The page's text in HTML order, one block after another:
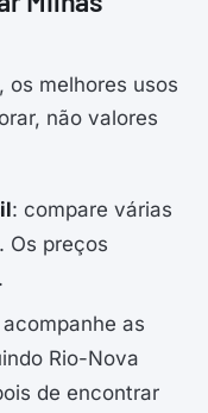
os melhores usos
não valores
: compare várias
Os preços
acompanhe as
Rio-Nova
de encontrar